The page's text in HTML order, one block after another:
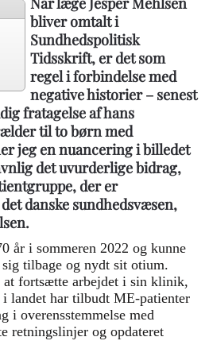
bliver omtalt i
Sundhedspolitisk
Tidsskrift, er det som
regel i forbindelse med
negative historier – senest
fratagelse af hans
til to børn med
jeg en nuancering i billedet
det uvurderlige bidrag,
der er
danske sundhedsvæsen,
år i sommeren 2022 og kunne
tilbage og nydt sit otium.
at fortsætte arbejdet i sin klinik,
i landet har tilbudt ME-patienter
i overensstemmelse med
retningslinjer og opdateret